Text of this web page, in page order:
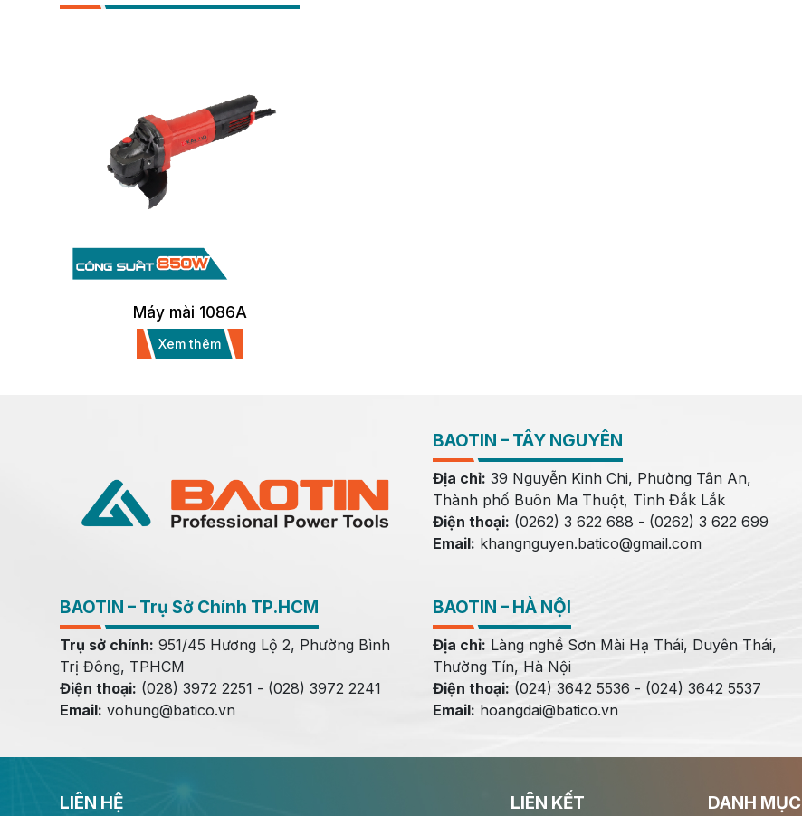
Máy mài 1086A
Xem thêm
BAOTIN – TÂY NGUYÊN
Địa chỉ: 39 Nguyễn Kinh Chi, Phường Tân An,
Thành phố Buôn Ma Thuột, Tỉnh Đắk Lắk
Điện thoại: (0262) 3 622 688 - (0262) 3 622 699
Email: khangnguyen.batico@gmail.com
BAOTIN – Trụ Sở Chính TP.HCM
Trụ sở chính: 951/45 Hương Lộ 2, Phường Bình
Trị Đông, TPHCM
Điện thoại: (028) 3972 2251 - (028) 3972 2241
Email: vohung@batico.vn
BAOTIN – HÀ NỘI
Địa chỉ: Làng nghề Sơn Mài Hạ Thái, Duyên Thái,
Thường Tín, Hà Nội
Điện thoại: (024) 3642 5536 - (024) 3642 5537
Email: hoangdai@batico.vn
LIÊN HỆ LIÊN KẾT DANH MỤC